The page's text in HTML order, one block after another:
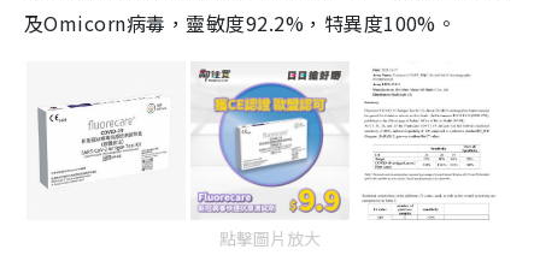
及Omicorn病毒，靈敏度92.2%，特異度100%。
點擊圖片放大